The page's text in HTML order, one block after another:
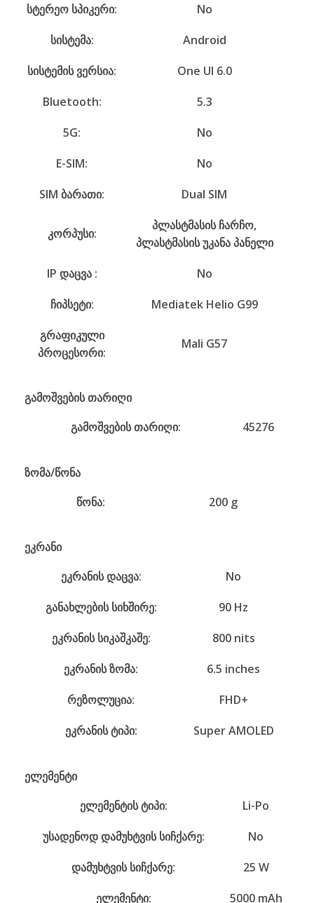
სტერეო სპიკერი:
No
სისტემა:
Android
სისტემის ვერსია:
One UI 6.0
Bluetooth:
5.3
5G:
No
E-SIM:
No
SIM ბარათი:
Dual SIM
კორპუსი:
პლასტმასის ჩარჩო,
პლასტმასის უკანა პანელი
IP დაცვა :
No
ჩიპსეტი:
Mediatek Helio G99
გრაფიკული
პროცესორი:
Mali G57
გამოშვების თარიღი
გამოშვების თარიღი:
45276
ზომა/წონა
წონა:
200 g
ეკრანი
ეკრანის დაცვა:
No
განახლების სიხშირე:
90 Hz
ეკრანის სიკაშკაშე:
800 nits
ეკრანის ზომა:
6.5 inches
რეზოლუცია:
FHD+
ეკრანის ტიპი:
Super AMOLED
ელემენტი
ელემენტის ტიპი:
Li-Po
უსადენოდ დამუხტვის სიჩქარე:
No
დამუხტვის სიჩქარე:
25 W
ელემენტი:
5000 mAh